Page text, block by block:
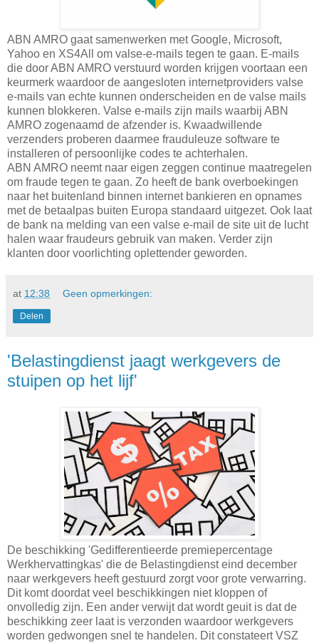
ABN AMRO gaat samenwerken met Google, Microsoft,
Yahoo en XS4All om valse-e-mails tegen te gaan. E-mails
die door ABN AMRO verstuurd worden krijgen voortaan een
keurmerk waardoor de aangesloten internetproviders valse
e-mails van echte kunnen onderscheiden en de valse mails
kunnen blokkeren. Valse e-mails zijn mails waarbij ABN
AMRO zogenaamd de afzender is. Kwaadwillende
verzenders proberen daarmee frauduleuze software te
installeren of persoonlijke codes te achterhalen.
ABN AMRO neemt naar eigen zeggen continue maatregelen
om fraude tegen te gaan. Zo heeft de bank overboekingen
naar het buitenland binnen internet bankieren en opnames
met de betaalpas buiten Europa standaard uitgezet. Ook laat
de bank na melding van een valse e-mail de site uit de lucht
halen waar fraudeurs gebruik van maken. Verder zijn
klanten door voorlichting oplettender geworden.
at 12:38 Geen opmerkingen:
Delen
'Belastingdienst jaagt werkgevers de
stuipen op het lijf'
De beschikking 'Gedifferentieerde premiepercentage
Werkhervattingkas' die de Belastingdienst eind december
naar werkgevers heeft gestuurd zorgt voor grote verwarring.
Dit komt doordat veel beschikkingen niet kloppen of
onvolledig zijn. Een ander verwijt dat wordt geuit is dat de
beschikking zeer laat is verzonden waardoor werkgevers
worden gedwongen snel te handelen. Dit constateert VSZ